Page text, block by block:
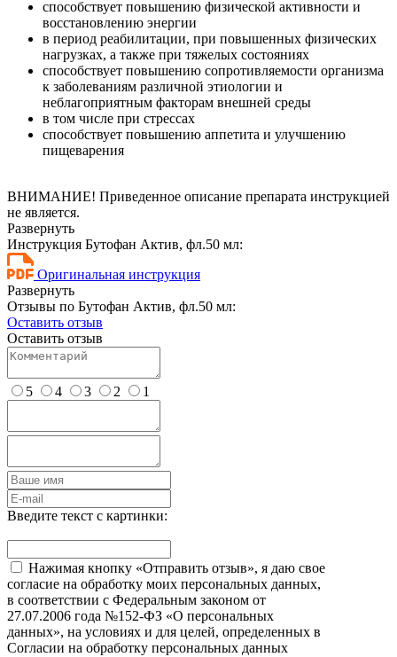
способствует повышению физической активности и
восстановлению энергии
в период реабилитации, при повышенных физических
нагрузках, а также при тяжелых состояниях
способствует повышению сопротивляемости организма
к заболеваниям различной этиологии и
неблагоприятным факторам внешней среды
в том числе при стрессах
способствует повышению аппетита и улучшению
пищеварения
ВНИМАНИЕ! Приведенное описание препарата инструкцией
не является.
Развернуть
Инструкция Бутофан Актив, фл.50 мл:
Оригинальная инструкция
Развернуть
Отзывы по Бутофан Актив, фл.50 мл:
Оставить отзыв
Оставить отзыв
5 4 3 2 1
Введите текст с картинки:
Нажимая кнопку «Отправить отзыв», я даю свое
согласие на обработку моих персональных данных,
в соответствии с Федеральным законом от
27.07.2006 года №152-ФЗ «О персональных
данных», на условиях и для целей, определенных в
Согласии на обработку персональных данных